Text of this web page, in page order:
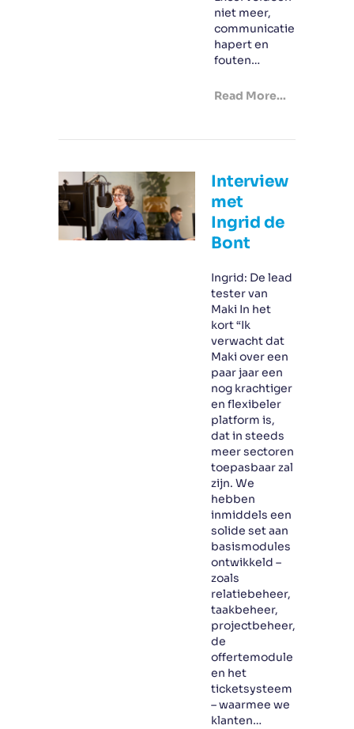
niet meer,
communicatie
hapert en
fouten…
Read More...
Interview
met
Ingrid de
Bont
Ingrid: De lead
tester van
Maki In het
kort “Ik
verwacht dat
Maki over een
paar jaar een
nog krachtiger
en flexibeler
platform is,
dat in steeds
meer sectoren
toepasbaar zal
zijn. We
hebben
inmiddels een
solide set aan
basismodules
ontwikkeld –
zoals
relatiebeheer,
taakbeheer,
projectbeheer,
de
offertemodule
en het
ticketsysteem
– waarmee we
klanten…